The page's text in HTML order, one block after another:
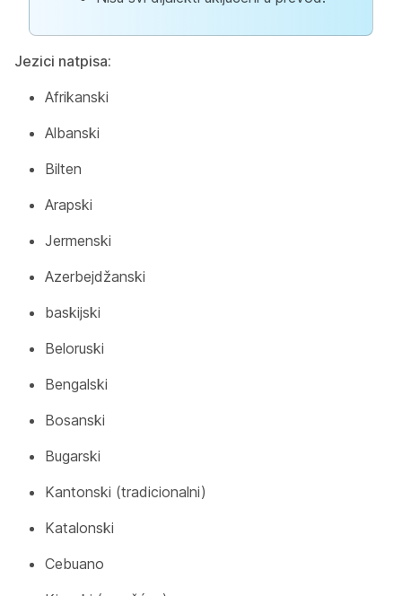
Jezici natpisa:
Afrikanski
Albanski
Bilten
Arapski
Jermenski
Azerbejdžanski
baskijski
Beloruski
Bengalski
Bosanski
Bugarski
Kantonski (tradicionalni)
Katalonski
Cebuano